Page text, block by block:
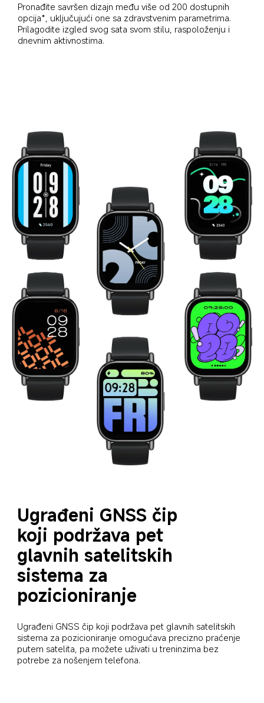
Pronađite savršen dizajn među više od 200 dostupnih
opcija*, uključujući one sa zdravstvenim parametrima.
Prilagodite izgled svog sata svom stilu, raspoloženju i
dnevnim aktivnostima.
Ugrađeni GNSS čip
koji podržava pet
glavnih satelitskih
sistema za
pozicioniranje
Ugrađeni GNSS čip koji podržava pet glavnih satelitskih
sistema za pozicioniranje omogućava precizno praćenje
putem satelita, pa možete uživati u treninzima bez
potrebe za nošenjem telefona.